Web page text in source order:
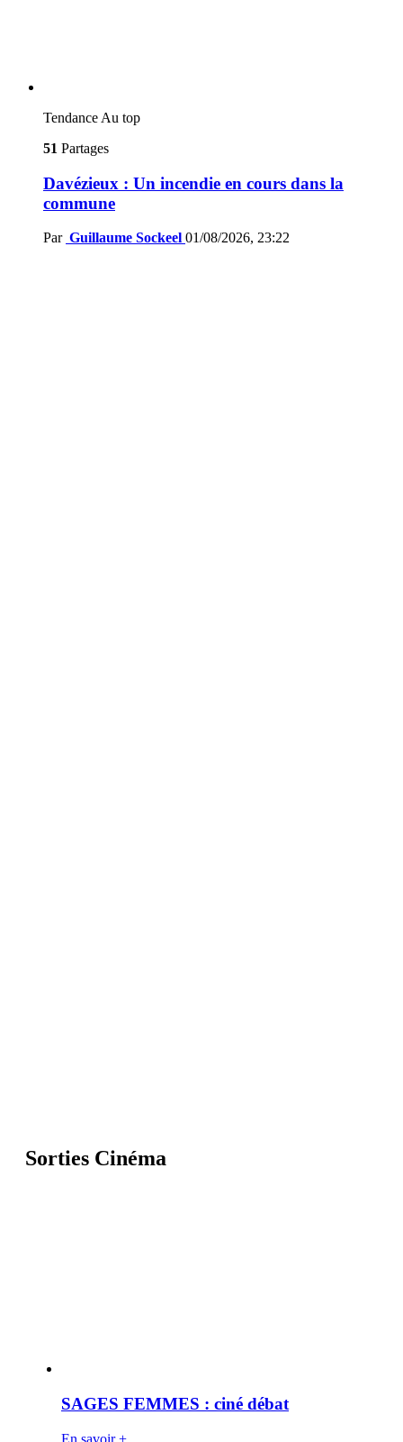
Tendance Au top
51 Partages
Davézieux : Un incendie en cours dans la
commune
Par Guillaume Sockeel 01/08/2026, 23:22
Sorties Cinéma
SAGES FEMMES : ciné débat
En savoir +